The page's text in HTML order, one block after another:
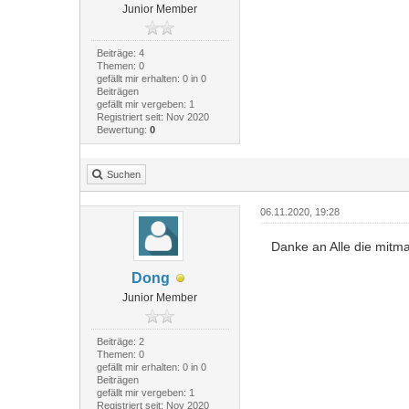
Junior Member
Beiträge: 4
Themen: 0
gefällt mir erhalten: 0 in 0
Beiträgen
gefällt mir vergeben: 1
Registriert seit: Nov 2020
Bewertung: 0
Suchen
Dong
Junior Member
Beiträge: 2
Themen: 0
gefällt mir erhalten: 0 in 0
Beiträgen
gefällt mir vergeben: 1
Registriert seit: Nov 2020
06.11.2020, 19:28
Danke an Alle die